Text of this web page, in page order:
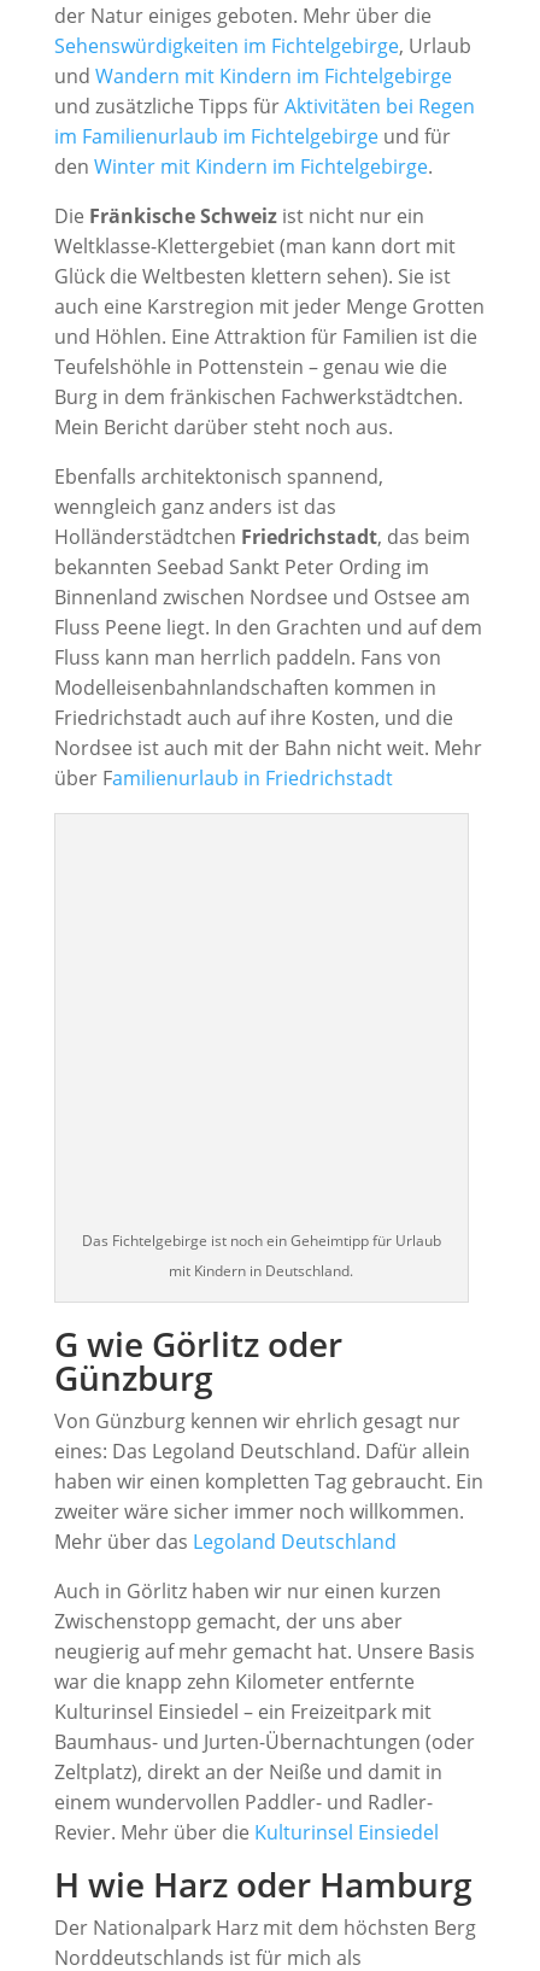
der Natur einiges geboten. Mehr über die
Sehenswürdigkeiten im Fichtelgebirge, Urlaub
und Wandern mit Kindern im Fichtelgebirge
und zusätzliche Tipps fürAktivitäten bei Regen
im Familienurlaub im Fichtelgebirgeund für
den Winter mit Kindern im Fichtelgebirge.
Die Fränkische Schweizist nicht nur ein
Weltklasse-Klettergebiet (man kann dort mit
Glück die Weltbesten klettern sehen). Sie ist
auch eine Karstregion mit jeder Menge Grotten
und Höhlen. Eine Attraktion für Familien ist die
Teufelshöhle in Pottenstein – genau wie die
Burg in dem fränkischen Fachwerkstädtchen.
Mein Bericht darüber steht noch aus.
Ebenfalls architektonisch spannend,
wenngleich ganz anders ist das
Holländerstädtchen Friedrichstadt, das beim
bekannten Seebad Sankt Peter Ording im
Binnenland zwischen Nordsee und Ostsee am
Fluss Peene liegt. In den Grachten und auf dem
Fluss kann man herrlich paddeln. Fans von
Modelleisenbahnlandschaften kommen in
Friedrichstadt auch auf ihre Kosten, und die
Nordsee ist auch mit der Bahn nicht weit. Mehr
über Familienurlaub in Friedrichstadt
Das Fichtelgebirge ist noch ein Geheimtipp für Urlaub
mit Kindern in Deutschland.
G wie Görlitz oder
Günzburg
Von Günzburg kennen wir ehrlich gesagt nur
eines: Das Legoland Deutschland. Dafür allein
haben wir einen kompletten Tag gebraucht. Ein
zweiter wäre sicher immer noch willkommen.
Mehr über das Legoland Deutschland
Auch in Görlitz haben wir nur einen kurzen
Zwischenstopp gemacht, der uns aber
neugierig auf mehr gemacht hat. Unsere Basis
war die knapp zehn Kilometer entfernte
Kulturinsel Einsiedel – ein Freizeitpark mit
Baumhaus- und Jurten-Übernachtungen (oder
Zeltplatz), direkt an der Neiße und damit in
einem wundervollen Paddler- und Radler-
Revier. Mehr über die Kulturinsel Einsiedel
H wie Harz oder Hamburg
Der Nationalpark Harz mit dem höchsten Berg
Norddeutschlands ist für mich als